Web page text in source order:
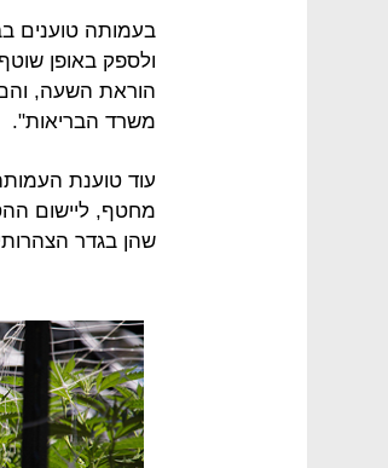
בעמותה טוענים
ולספק באופן
הוראת השעה,
משרד הבריאות".
עוד טוענת
מחטף, ליישום
שהן בגדר